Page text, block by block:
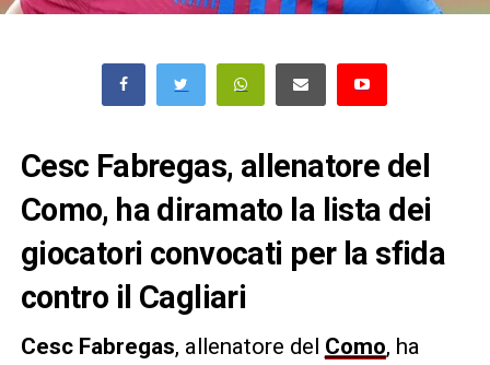
Cesc Fabregas, allenatore del
Como, ha diramato la lista dei
giocatori convocati per la sfida
contro il Cagliari
Cesc Fabregas, allenatore del Como, ha